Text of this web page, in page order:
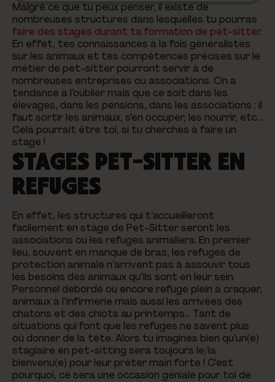
Malgré ce que tu peux penser, il existe de
nombreuses structures dans lesquelles tu pourras
faire des stages durant ta formation de pet-sitter.
En effet, tes connaissances à la fois généralistes
sur les animaux et tes compétences précises sur le
métier de pet-sitter pourront servir à de
nombreuses entreprises ou associations. On a
tendance à l’oublier mais que ce soit dans les
élevages, dans les pensions, dans les associations : il
faut sortir les animaux, s’en occuper, les nourrir, etc…
Cela pourrait être toi, si tu cherches à faire un
stage !
STAGES PET-SITTER EN
REFUGES
En effet, les structures qui t’accueilleront
facilement en stage de Pet-Sitter seront les
associations ou les refuges animaliers. En premier
lieu, souvent en manque de bras, les refuges de
protection animale n’arrivent pas à assouvir tous
les besoins des animaux qu’ils sont en leur sein.
Personnel débordé ou encore refuge plein à craquer,
animaux à l’infirmerie mais aussi les arrivées des
chatons et des chiots au printemps… Tant de
situations qui font que les refuges ne savent plus
où donner de la tête. Alors tu imagines bien qu’un(e)
stagiaire en pet-sitting sera toujours le/la
bienvenu(e) pour leur prêter main forte ! C'est
pourquoi, ce sera une occasion géniale pour toi de